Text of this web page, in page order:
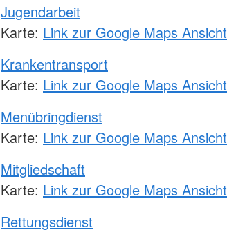
Jugendarbeit
Karte: Link zur Google Maps Ansicht
Krankentransport
Karte: Link zur Google Maps Ansicht
Menübringdienst
Karte: Link zur Google Maps Ansicht
Mitgliedschaft
Karte: Link zur Google Maps Ansicht
Rettungsdienst